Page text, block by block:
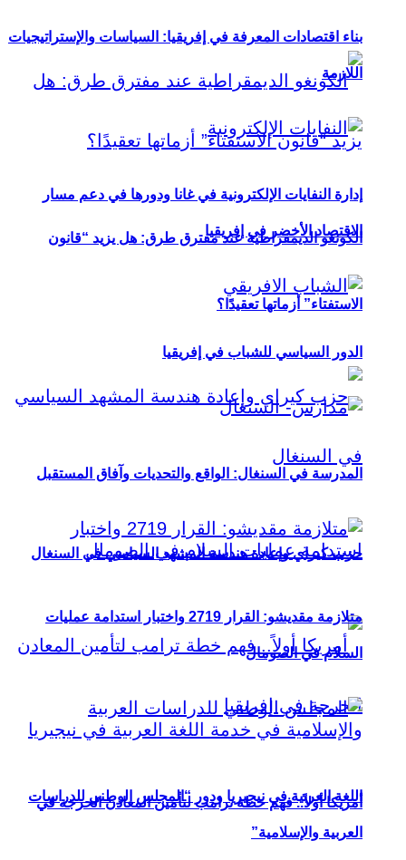
الكونغو الديمقراطية عند مفترق طرق: هل يزيد “قانون
الاستفتاء” أزماتها تعقيدًا؟
حزب كيراي وإعادة هندسة المشهد السياسي في السنغال
أمريكا أولاً.. فهم خطة ترامب لتأمين المعادن الحرجة في
بناء اقتصادات المعرفة في إفريقيا: السياسات والإستراتيجيات
اللازمة
إدارة النفايات الإلكترونية في غانا ودورها في دعم مسار
الاقتصاد الأخضر في إفريقيا
الدور السياسي للشباب في إفريقيا
المدرسة في السنغال: الواقع والتحديات وآفاق المستقبل
متلازمة مقديشو: القرار 2719 واختبار استدامة عمليات
السلام في الصومال
اللغة العربية في نيجيريا ودور “المجلس الوطني للدراسات
العربية والإسلامية”